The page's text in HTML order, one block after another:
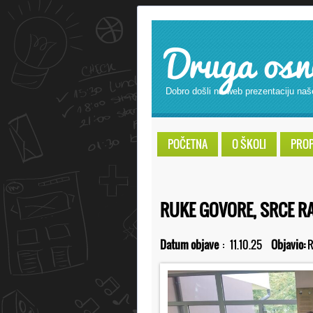
Druga
Dobro došli na web prezentaciju
POČETNA O ŠKOLI
RUKE GOVORE, SRCE
Datum objave : 11.10.25 Objavio: